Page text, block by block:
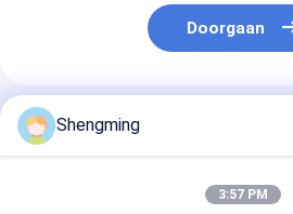
Doorgaan
Geadviseerde Producten
Shengming
3:57 PM